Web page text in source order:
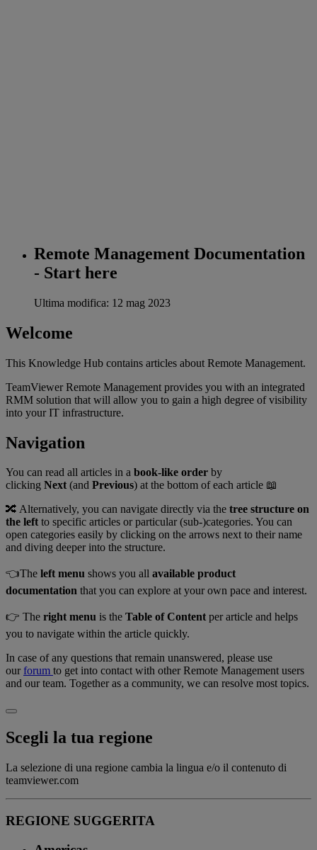
Remote Management Documentation
- Start here
Ultima modifica: 12 mag 2023
Welcome
This Knowledge Hub contains articles about Remote Management.
TeamViewer Remote Management provides you with an integrated
RMM solution that will allow you to gain a high degree of visibility
into your IT infrastructure.
Navigation
You can read all articles in a book-like order by
clicking Next (and Previous) at the bottom of each article 📖
🔀 ​Alternatively, you can navigate directly via the tree structure on
the left to specific articles or particular (sub-)categories. You can
open categories easily by clicking on the arrows next to their name
and diving deeper into the structure.
👈️The left menu shows you all available product
documentation that you can explore at your own pace and interest.
👉️ The right menu is the Table of Content per article and helps
you to navigate within the article quickly.
In case of any questions that remain unanswered, please use
ourforum to get into contact with other Remote Management users
and our team. Together as a community, we can resolve most topics.
Scegli la tua regione
La selezione di una regione cambia la lingua e/o il contenuto di
teamviewer.com
REGIONE SUGGERITA